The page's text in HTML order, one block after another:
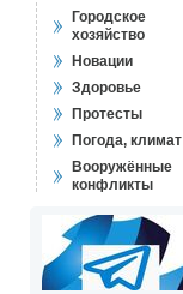
Городское
хозяйство
Новации
Здоровье
Протесты
Погода, климат
Вооружённые
конфликты